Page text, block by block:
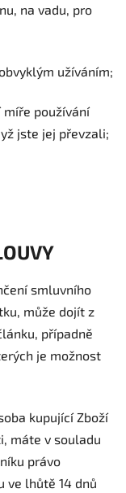
na vadu, pro
užíváním;
míře používání
jste jej převzali;
smluvního
může dojít z
případně
je možnost
kupující Zboží
máte v souladu
právo
ve lhůtě 14 dnů